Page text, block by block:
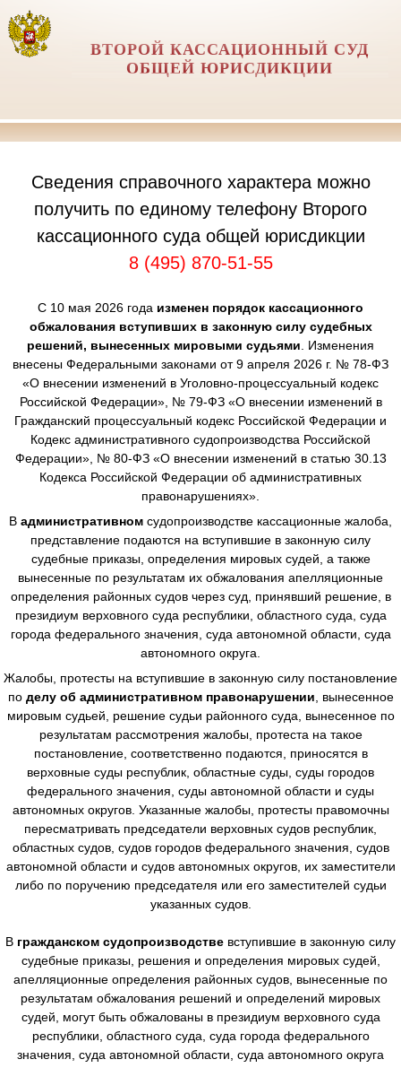
ВТОРОЙ КАССАЦИОННЫЙ СУД
ОБЩЕЙ ЮРИСДИКЦИИ
Сведения справочного характера можно
получить по единому телефону Второго
кассационного суда общей юрисдикции
8 (495) 870-51-55
С 10 мая 2026 года изменен порядок кассационного
обжалования вступивших в законную силу судебных
решений, вынесенных мировыми судьями . Изменения
внесены Федеральными законами от 9 апреля 2026 г. № 78-ФЗ
«О внесении изменений в Уголовно-процессуальный кодекс
Российской Федерации», № 79-ФЗ «О внесении изменений в
Гражданский процессуальный кодекс Российской Федерации и
Кодекс административного судопроизводства Российской
Федерации», № 80-ФЗ «О внесении изменений в статью 30.13
Кодекса Российской Федерации об административных
правонарушениях».
В административном судопроизводстве кассационные жалоба,
представление подаются на вступившие в законную силу
судебные приказы, определения мировых судей, а также
вынесенные по результатам их обжалования апелляционные
определения районных судов через суд, принявший решение, в
президиум верховного суда республики, областного суда, суда
города федерального значения, суда автономной области, суда
автономного округа.
Жалобы, протесты на вступившие в законную силу постановление
по делу об административном правонарушении , вынесенное
мировым судьей, решение судьи районного суда, вынесенное по
результатам рассмотрения жалобы, протеста на такое
постановление, соответственно подаются, приносятся в
верховные суды республик, областные суды, суды городов
федерального значения, суды автономной области и суды
автономных округов. Указанные жалобы, протесты правомочны
пересматривать председатели верховных судов республик,
областных судов, судов городов федерального значения, судов
автономной области и судов автономных округов, их заместители
либо по поручению председателя или его заместителей судьи
указанных судов.
В гражданском судопроизводстве вступившие в законную силу
судебные приказы, решения и определения мировых судей,
апелляционные определения районных судов, вынесенные по
результатам обжалования решений и определений мировых
судей, могут быть обжалованы в президиум верховного суда
республики, областного суда, суда города федерального
значения, суда автономной области, суда автономного округа